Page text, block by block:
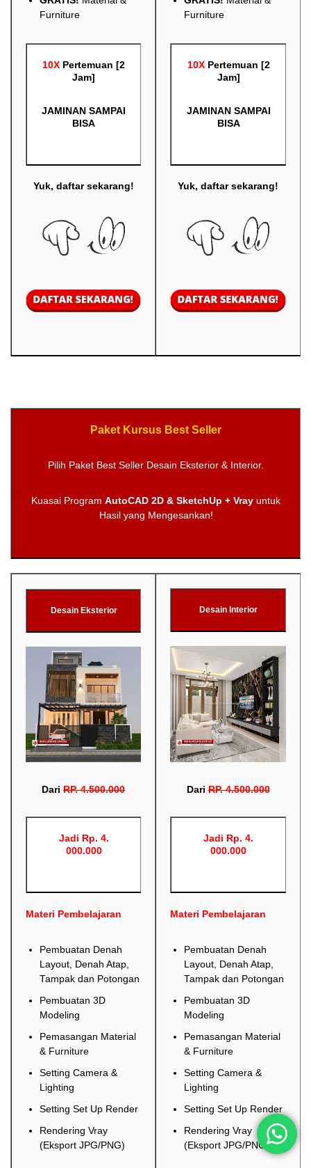
Furniture
10X Pertemuan [2
Jam]
JAMINAN SAMPAI
BISA
Yuk, daftar sekarang!
Furniture
10X Pertemuan [2
Jam]
JAMINAN SAMPAI
BISA
Yuk, daftar sekarang!
Paket Kursus Best Seller
Pilih Paket Best Seller Desain Eksterior & Interior.
Kuasai Program AutoCAD 2D & SketchUp + Vray untuk
Hasil yang Mengesankan!
Desain Eksterior
Dari RP.4.500.000
Jadi Rp. 4.
000.000
Materi Pembelajaran
Pembuatan Denah
Layout, Denah Atap,
Tampak dan Potongan
Pembuatan 3D
Modeling
Pemasangan Material
& Furniture
Setting Camera &
Lighting
Setting Set Up Render
Rendering Vray
(Eksport JPG/PNG)
Desain Interior
DariRP.4.500.000
Jadi Rp. 4.
000.000
Materi Pembelajaran
Pembuatan Denah
Layout, Denah Atap,
Tampak dan Potongan
Pembuatan 3D
Modeling
Pemasangan Material
& Furniture
Setting Camera &
Lighting
Setting Set Up Render
Rendering Vray
(Eksport JPG/PNG)